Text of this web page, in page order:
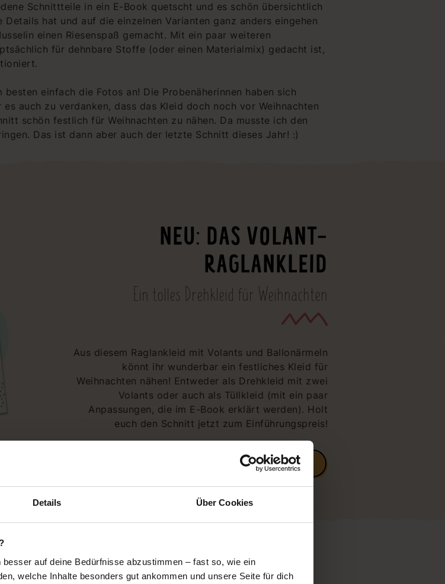
Details Über Cookies
auf deine Bedürfnisse abzustimmen – fast so, wie ein
welche Inhalte besonders gut ankommen und unsere Seite für dich
Schnittteile in ein E-Book quetscht und es schön übersichtlich
hat und auf die einzelnen Varianten ganz anders eingehen
einen Riesenspaß gemacht. Mit ein paar weiteren
für dehnbare Stoffe (oder einen Materialmix) gedacht ist,
einfach die Fotos an! Die Probenäherinnen haben sich
auch zu verdanken, dass das Kleid doch noch vor Weihnachten
schön festlich für Weihnachten zu nähen. Da musste ich den
Das ist dann aber auch der letzte Schnitt dieses Jahr! :)
NEU: DAS VOLANT-
RAGLANKLEID
Ein tolles Drehkleid für Weihnachten
Aus diesem Raglankleid mit Volants und Ballonärmeln
könnt ihr wunderbar ein festliches Kleid für
Weihnachten nähen! Entweder als Drehkleid mit zwei
Volants oder auch als Tüllkleid (mit ein paar
Anpassungen, die im E-Book erklärt werden). Holt
euch den Schnitt jetzt zum Einführungspreis!
ZUM SHOP